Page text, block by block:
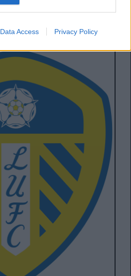
Data Access Privacy Policy